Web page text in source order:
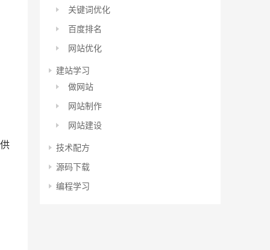
关键词优化
百度排名
网站优化
建站学习
做网站
网站制作
网站建设
技术配方
源码下载
编程学习